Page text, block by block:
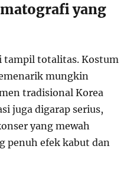
yang
tampil totalitas. Kostum
mungkin
tradisional Korea
juga digarap serius,
yang mewah
penuh efek kabut dan